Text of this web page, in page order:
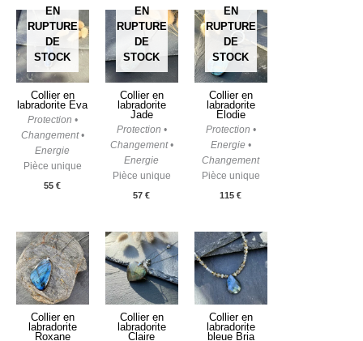
EN
RUPTURE
DE
STOCK
Collier en
labradorite Eva
Protection •
Changement •
Energie
Pièce unique
55€
EN
RUPTURE
DE
STOCK
Collier en
labradorite
Jade
Protection •
Changement •
Energie
Pièce unique
57€
EN
RUPTURE
DE
STOCK
Collier en
labradorite
Elodie
Protection •
Energie •
Changement
Pièce unique
115€
Collier en
labradorite
Roxane
Collier en
labradorite
Claire
Collier en
labradorite
bleue Bria